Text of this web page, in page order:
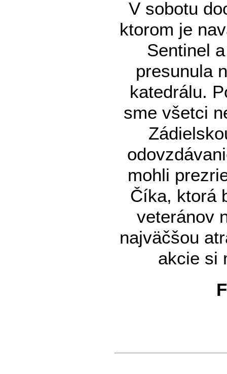
V sobotu
ktorom je
Sentinel
presunula
katedrálu.
sme všetci
mohli
Číka, ktorá
veteránov
najväčšou
akcie si